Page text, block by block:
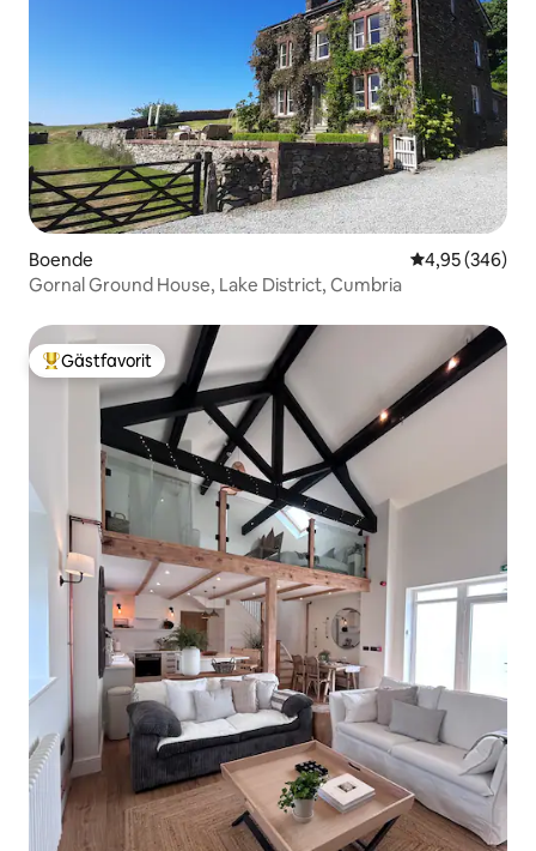
Boende 4,95 av 5 i
4,95 (346)
Gornal Ground House, Lake District, Cumbria
Populär gästfavorit
Gästfavorit